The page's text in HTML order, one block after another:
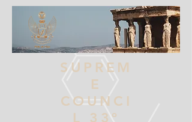
SUPREM
E
COUNCI
L 33º